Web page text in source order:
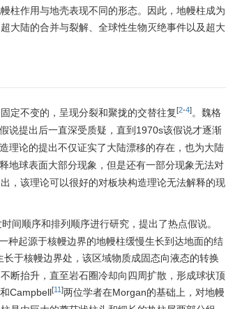
柱作用与地壳表现不同的形态。因此，地幔柱成为
大陆的合并与裂解、全球性生物灭绝事件以及超大
定不变的，呈现分裂和聚拢的交替往复[2-4]。魏格
假说提出后一直深受质疑，直到1970s该假说才逐渐
理论的提出不仅证实了大陆漂移的存在，也为大陆
地球表面大部分现象，但是还有一部分现象无法对
，该理论可以很好的对板块构造理论无法解释的现
间顺序和排列顺序进行研究，提出了热点假说。
种起源于核幔边界的地幔柱缓慢生长到达地面的结
于核幔边界处，该区域物质成固态向液态的转换
断抬升，直至岩石圈冷却向四周扩散，形成球状顶
Campbell[11]两位学者在Morgan的基础上，对地幔